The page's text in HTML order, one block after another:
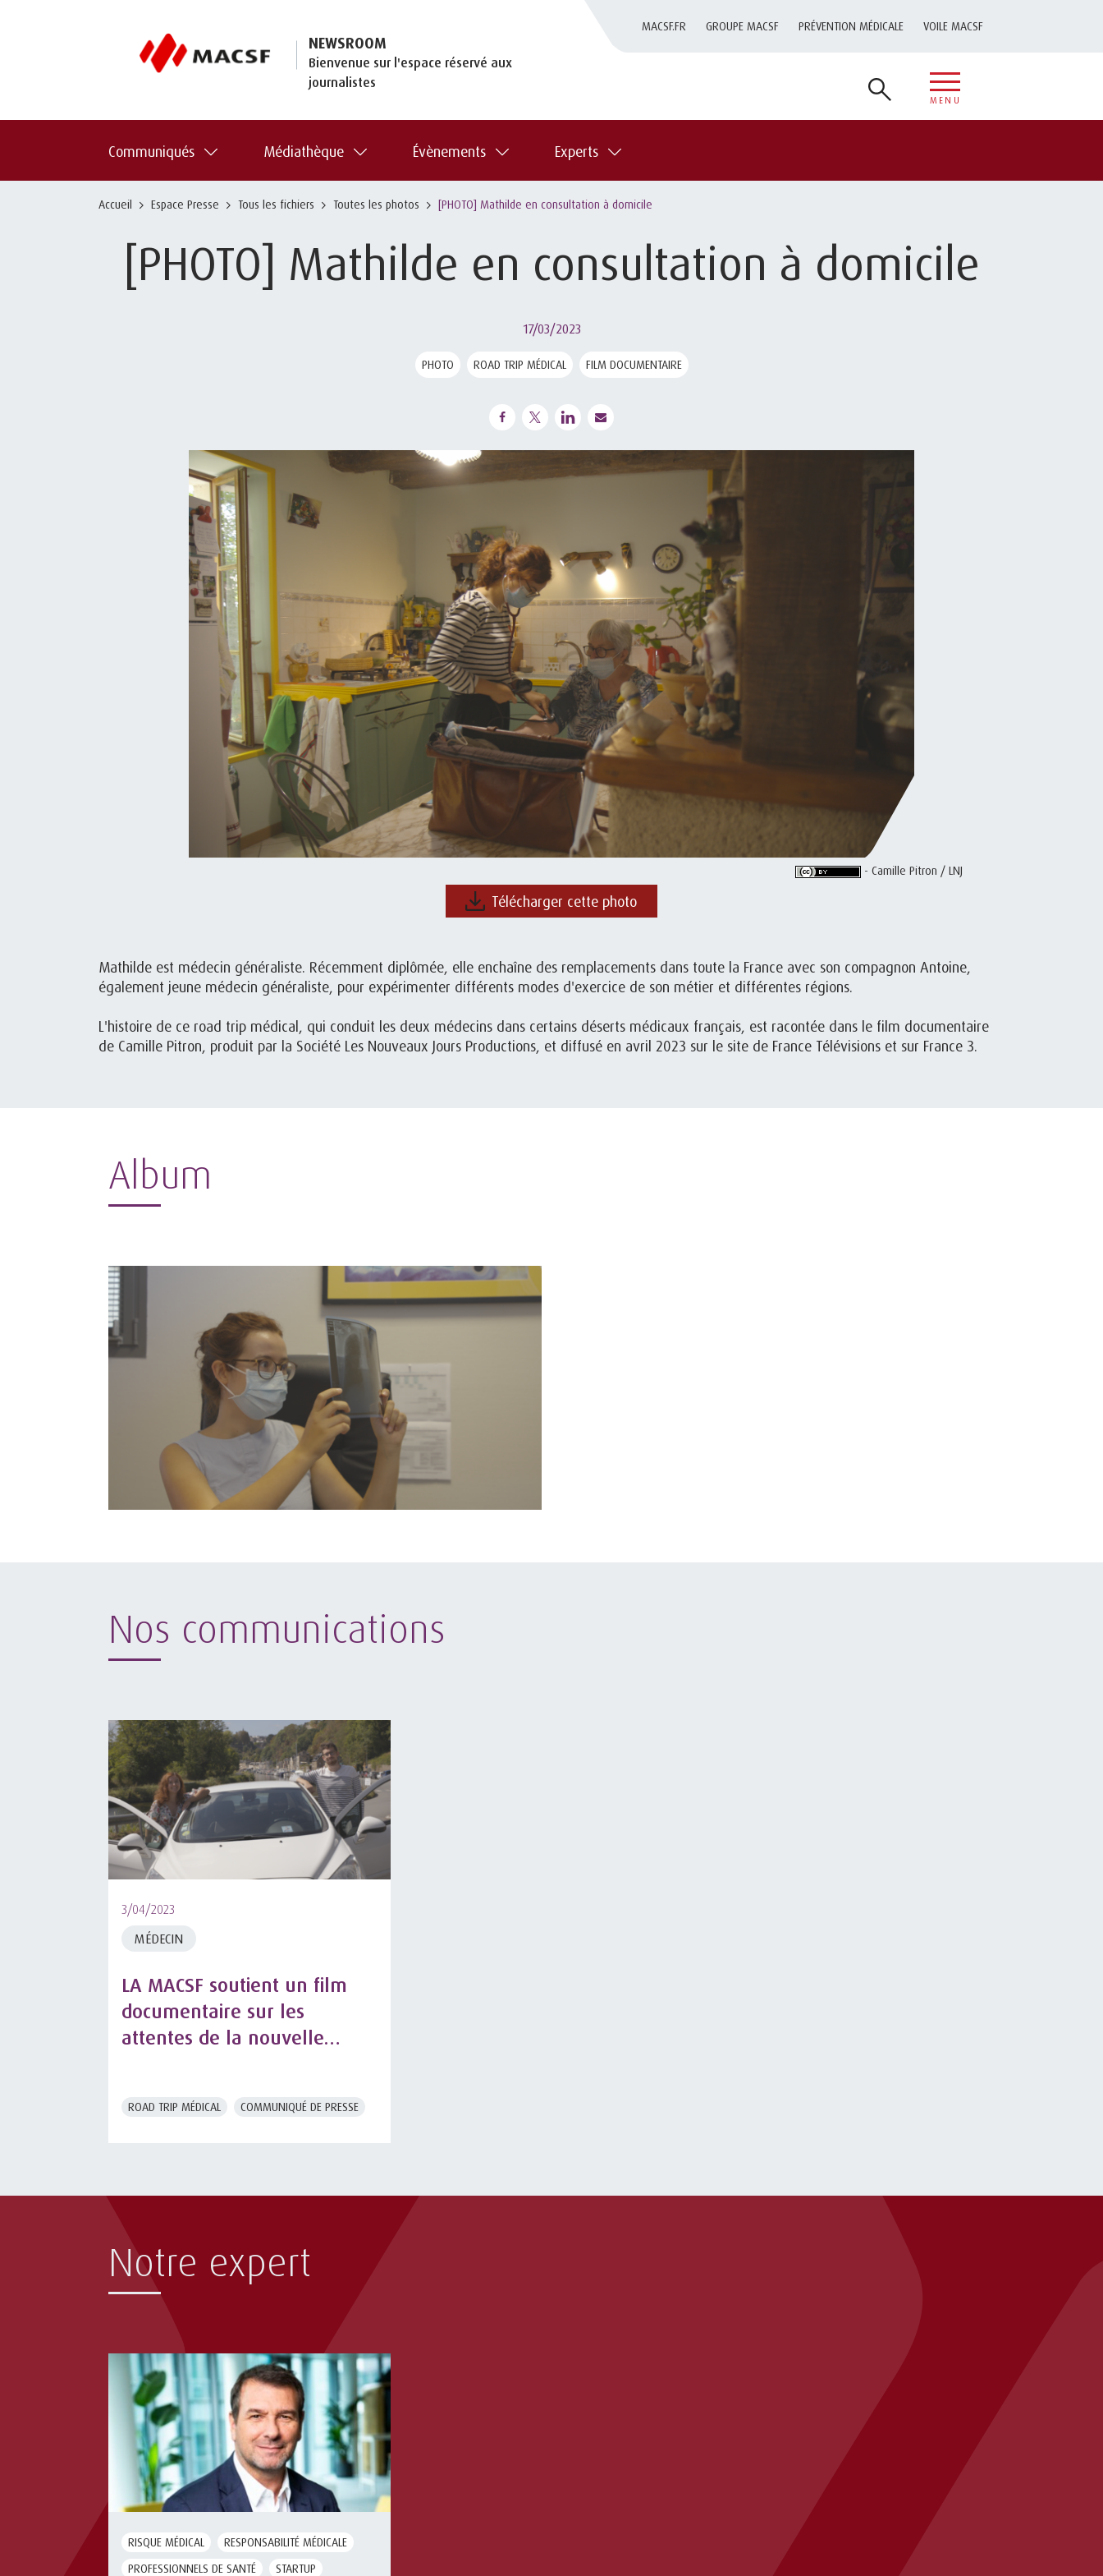
NEWSROOM
Bienvenue sur l'espace réservé aux
journalistes
MACSF.FR GROUPE MACSF PRÉVENTION MÉDICALE VOILE MACSF
MENU
Communiqués Médiathèque Évènements Experts
Accueil Espace Presse Tous les fichiers Toutes les photos [PHOTO] Mathilde en consultation à domicile
[PHOTO] Mathilde en consultation à domicile
17/03/2023
PHOTO ROAD TRIP MÉDICAL FILM DOCUMENTAIRE
- Camille Pitron / LNJ
Télécharger cette photo
Mathilde est médecin généraliste. Récemment diplômée, elle enchaîne des remplacements dans toute la France avec son compagnon Antoine,
également jeune médecin généraliste, pour expérimenter différents modes d'exercice de son métier et différentes régions.
L'histoire de ce road trip médical, qui conduit les deux médecins dans certains déserts médicaux français, est racontée dans le film documentaire
de Camille Pitron, produit par la Société Les Nouveaux Jours Productions, et diffusé en avril 2023 sur le site de France Télévisions et sur France 3.
Album
Nos communications
3/04/2023
MÉDECIN
LA MACSF soutient un film
documentaire sur les
attentes de la nouvelle
ROAD TRIP MÉDICAL COMMUNIQUÉ DE PRESSE
Notre expert
RISQUE MÉDICAL
RESPONSABILITÉ MÉDICALE
PROFESSIONNELS DE SANTÉ
STARTUP